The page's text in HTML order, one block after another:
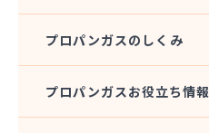
株式会社近藤ホームガス
株式会社後藤商事
株式会社高木商店
株式会社今西
プロパンガスのしくみ
プロパンガスお役立ち情報